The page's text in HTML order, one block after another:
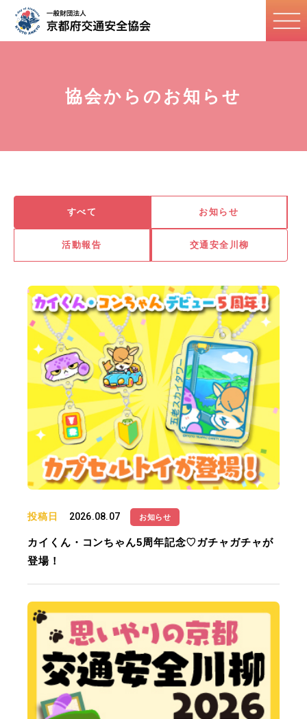
協会からのお知らせ
すべて お知らせ
活動報告 交通安全川柳
投稿日 2026.08.07 お知らせ
カイくん・コンちゃん5周年記念♡ガチャガチャが
登場！